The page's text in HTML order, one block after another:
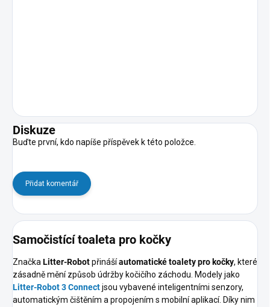
Diskuze
Buďte první, kdo napíše příspěvek k této položce.
Přidat komentář
Samočistící toaleta pro kočky
ZnačkaLitter-Robotpřinášíautomatické toalety pro kočky, které
zásadně mění způsob údržby kočičího záchodu. Modely jako
Litter-Robot 3 Connectjsou vybavené inteligentními senzory,
automatickým čištěním a propojením s mobilní aplikací. Díky nim